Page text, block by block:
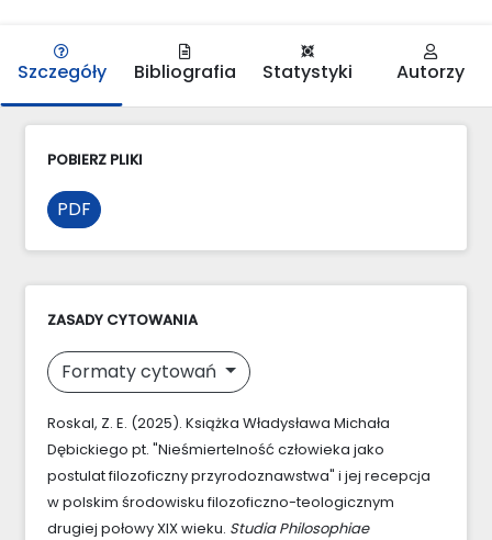
Szczegóły Bibliografia Statystyki Autorzy
POBIERZ PLIKI
PDF
ZASADY CYTOWANIA
Formaty cytowań
Roskal, Z. E. (2025). Książka Władysława Michała
Dębickiego pt. "Nieśmiertelność człowieka jako
postulat filozoficzny przyrodoznawstwa" i jej recepcja
w polskim środowisku filozoficzno-teologicznym
drugiej połowy XIX wieku. Studia Philosophiae